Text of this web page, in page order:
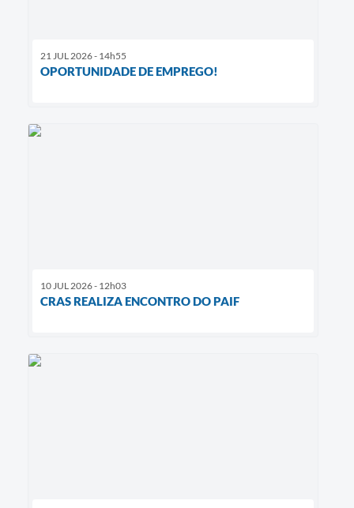
21 JUL 2026 - 14h55
OPORTUNIDADE DE EMPREGO!
10 JUL 2026 - 12h03
CRAS REALIZA ENCONTRO DO PAIF